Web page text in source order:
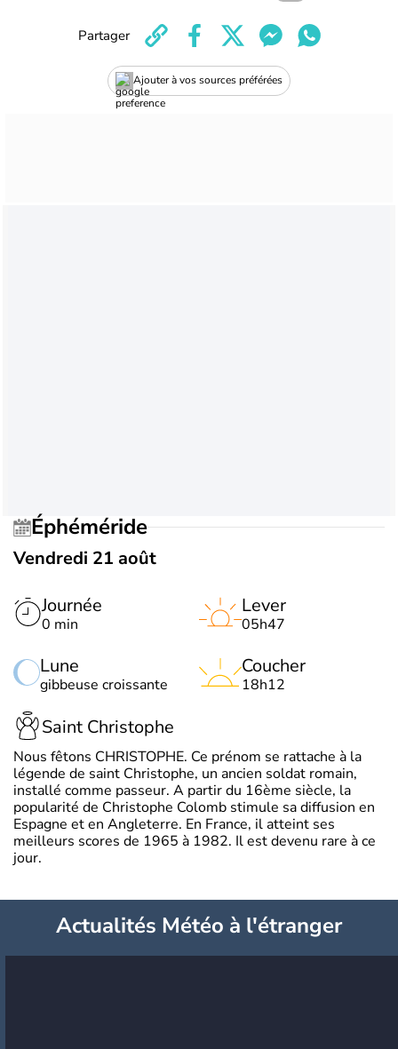
Ajouter à vos sources préférées
Partager
Éphéméride
Vendredi 21 août
Journée
0 min
Lune
gibbeuse croissante
Lever
05h47
Coucher
18h12
Saint Christophe
Nous fêtons CHRISTOPHE. Ce prénom se rattache à la
légende de saint Christophe, un ancien soldat romain,
installé comme passeur. A partir du 16ème siècle, la
popularité de Christophe Colomb stimule sa diffusion en
Espagne et en Angleterre. En France, il atteint ses
meilleurs scores de 1965 à 1982. Il est devenu rare à ce
jour.
Actualités Météo à l'étranger